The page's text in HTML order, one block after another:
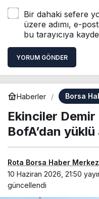
Bir dahaki sefere
üzere adımı, e-
bu tarayıcıya
YORUM GÖNDER
Haberler Borsa
Ekinciler Demir
BofA’dan yüklü
Rota Borsa Haber
10 Haziran 2026, 21:50
güncellendi